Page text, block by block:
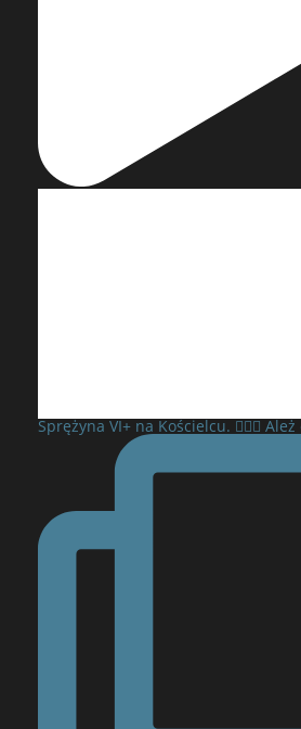
Sprężyna VI+ na Kościelcu. 🧗‍♂️⛰️